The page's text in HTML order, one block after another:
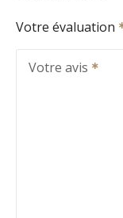
Votre évaluation
Votre avis